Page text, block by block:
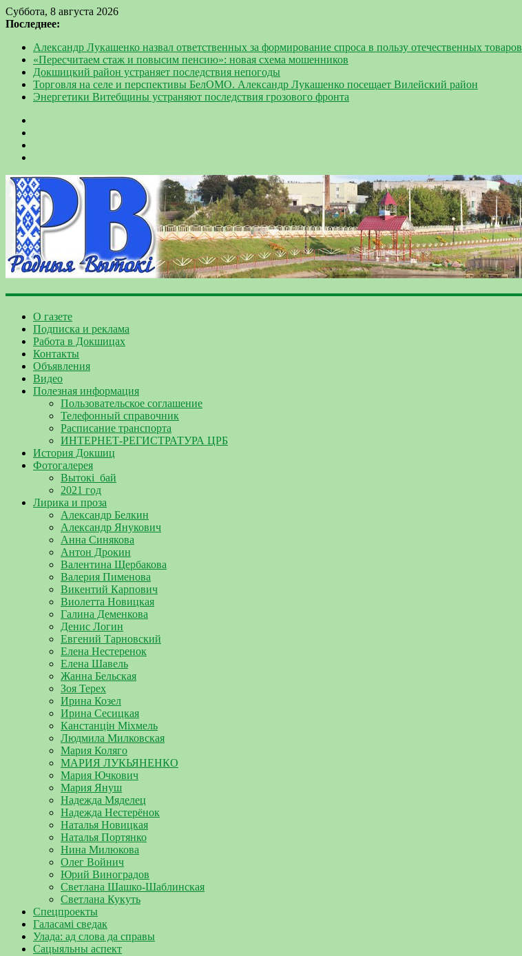
Суббота, 8 августа 2026
Последнее:
Александр Лукашенко назвал ответственных за формирование спроса в пользу отечественных товаров
«Пересчитаем стаж и повысим пенсию»: новая схема мошенников
Докшицкий район устраняет последствия непогоды
Торговля на селе и перспективы БелОМО. Александр Лукашенко посещает Вилейский район
Энергетики Витебщины устраняют последствия грозового фронта
О газете
Подписка и реклама
Работа в Докшицах
Контакты
Объявления
Видео
Полезная информация
Пользовательское соглашение
Телефонный справочник
Расписание транспорта
ИНТЕРНЕТ-РЕГИСТРАТУРА ЦРБ
История Докшиц
Фотогалерея
Вытокі_бай
2021 год
Лирика и проза
Александр Белкин
Александр Янукович
Анна Синякова
Антон Дрокин
Валентина Щербакова
Валерия Пименова
Викентий Карпович
Виолетта Новицкая
Галина Деменкова
Денис Логин
Евгений Тарновский
Елена Нестеренок
Елена Шавель
Жанна Бельская
Зоя Терех
Ирина Козел
Ирина Сесицкая
Канстанцін Міхмель
Людмила Милковская
Мария Коляго
МАРИЯ ЛУКЬЯНЕНКО
Мария Ючкович
Мария Януш
Надежда Мяделец
Надежда Нестерёнок
Наталья Новицкая
Наталья Портянко
Нина Милюкова
Олег Войнич
Юрий Виноградов
Светлана Шашко-Шаблинская
Светлана Кукуть
Спецпроекты
Галасамі сведак
Улада: ад слова да справы
Сацыяльны аспект